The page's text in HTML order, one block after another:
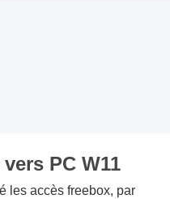
PC W11
les accès freebox, par